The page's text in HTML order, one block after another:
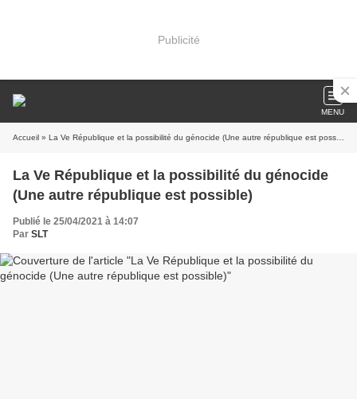
Publicité
MENU
Accueil » La Ve République et la possibilité du génocide (Une autre république est possible)
La Ve République et la possibilité du génocide
(Une autre république est possible)
Publié le 25/04/2021 à 14:07
Par SLT